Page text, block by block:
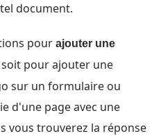
document.
pour ajouter une
soit pour ajouter une
sur un formulaire ou
d'une page avec une
vous trouverez la réponse